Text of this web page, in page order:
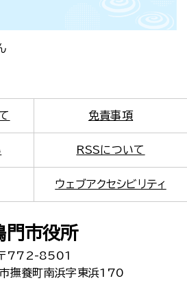
免責事項
RSSについて
ウェブアクセシビリティ
門市役所
772-8501
撫養町南浜字東浜170